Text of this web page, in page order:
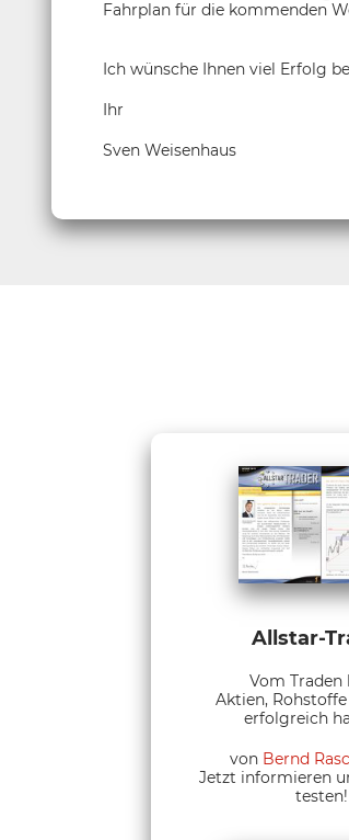
Fahrplan für die kommenden
Ich wünsche Ihnen viel Erfolg
Ihr
Sven Weisenhaus
Allstar-
Vom Traden
Aktien,
erfolgreich
von Bernd
Jetzt informieren
testen!